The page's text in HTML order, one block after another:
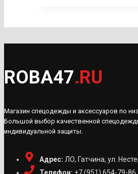
ROBA47.RU
Магазин спецодежды и аксессуаров по
Большой выбор качественной
индивидуальной защиты.
Адрес: ЛО, Гатчина, ул.